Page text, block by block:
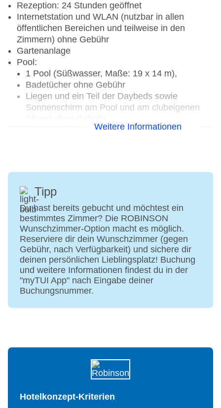
Rezeption: 24 Stunden geöffnet
Internetstation und WLAN (nutzbar in allen
öffentlichen Bereichen und teilweise in den
Zimmern) ohne Gebühr
Gartenanlage
Pool:
1 Pool (Süßwasser, Maße: 19 x 14 m),
Badetücher ohne Gebühr
Liegen und ein Teil der Daybeds sowie
Sonnenschirm am Pool und am clubeigenen
Daybeds am Strand, Anzahl: ca. 44, teilweise
Tennis-Bar
Strand-Bar
NITE CLUB
3 Restaurants:
Hauptrestaurant
Strandrestaurant
Spezialitätenrestaurant (witterungsabhängig)
Inhouse-Geschäfte: Shop, Bazarstrasse, Friseur
Gästewäscherei: Nutzung von Waschmaschine,
Trockner und Bügeleisen ohne
Konferenz Bereich: im Restaurant je nach
Bestuhlung ca. 50 Personen
Haustiere nicht erlaubt
ROBINSON seit: 1985
Kreditkarten: ROBINSON Card (bis zum Sommer
2019), TUI Card/VISA, Master Card, American
Weitere Informationen
Tipp
Du hast bereits gebucht und möchtest ein
bestimmtes Zimmer? Die ROBINSON
Wunschzimmer-Option macht es möglich.
Reserviere dir dein Wunschzimmer (gegen
Gebühr, nach Verfügbarkeit) und sichere dir
deinen persönlichen Lieblingsplatz! Buchung
und weitere Informationen findest du in der
"myTUI App" nach Eingabe deiner
Buchungsnummer.
Hotelkonzept-Kriterien